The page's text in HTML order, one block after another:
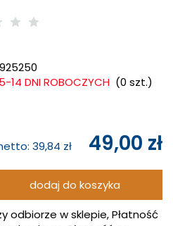
14 DNI ROBOCZYCH (0 szt.)
39,84 zł 49,00 zł
dodaj do koszyka
odbiorze w sklepie, Płatność